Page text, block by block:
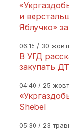
и
Яблучко»
06:15 / 30
В УГД
закупать
04:40 / 25
Shebel
05:30 / 23